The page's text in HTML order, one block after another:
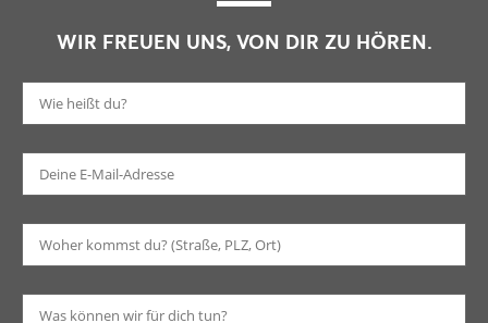
WIR FREUEN UNS, VON DIR ZU HÖREN.